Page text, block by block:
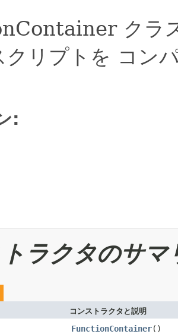
クラ
クリプトを コン
:
ラクタのサマ
コンストラクタと説明
FunctionContainer()